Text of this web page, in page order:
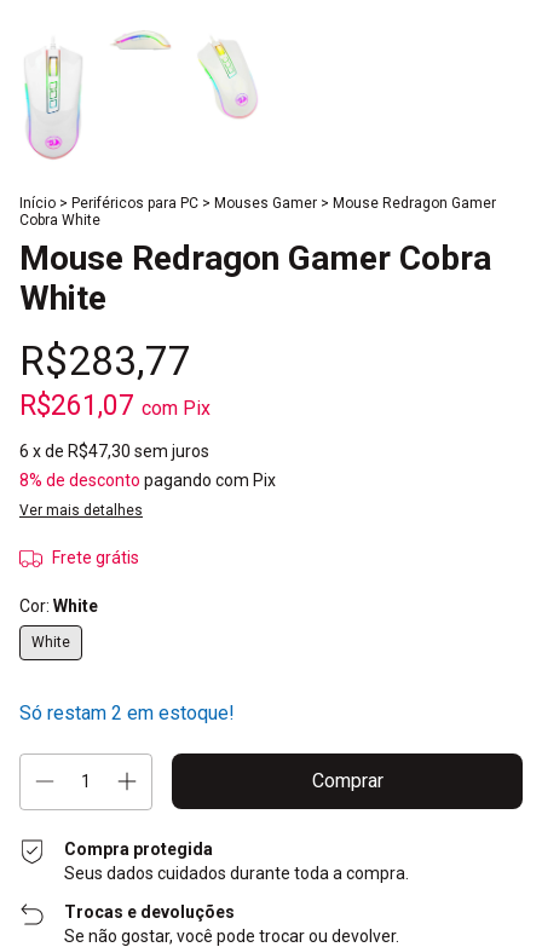
Início > Periféricos para PC > Mouses Gamer > Mouse Redragon Gamer
Cobra White
Mouse Redragon Gamer Cobra
White
R$283,77
R$261,07 com Pix
6 x de R$47,30 sem juros
8% de desconto pagando com Pix
Ver mais detalhes
Frete grátis
Cor: White
White
Só restam 2 em estoque!
Compra protegida
Seus dados cuidados durante toda a compra.
Trocas e devoluções
Se não gostar, você pode trocar ou devolver.